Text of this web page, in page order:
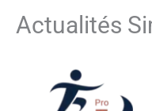
Actualités